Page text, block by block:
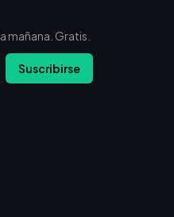
mañana. Gratis.
Suscribirse